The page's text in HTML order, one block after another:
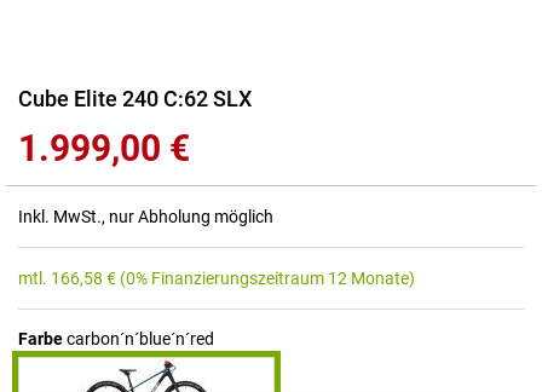
Zum
der
Bildgalerie
springen
Cube Elite 240 C:62 SLX
1.999,00 €
Inkl. MwSt., nur Abholung möglich
mtl. 166,58 € (0% Finanzierungszeitraum 12 Monate)
Farbecarbon´n´blue´n´red